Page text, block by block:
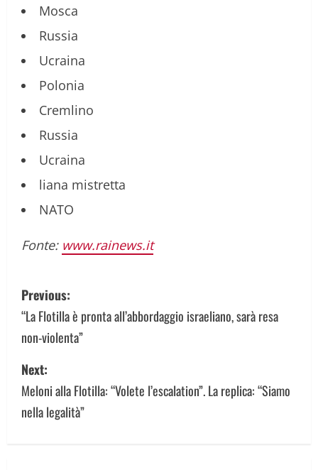
Mosca
Russia
Ucraina
Polonia
Cremlino
Russia
Ucraina
liana mistretta
NATO
Fonte: www.rainews.it
P
o
s
t
n
Previous:
“La Flotilla è pronta all’abbordaggio israeliano, sarà resa
non-violenta”
Next:
Meloni alla Flotilla: “Volete l’escalation”. La replica: “Siamo
nella legalità”